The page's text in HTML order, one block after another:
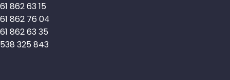
61 862 63 15
61 862 76 04
61 862 63 35
538 325 843